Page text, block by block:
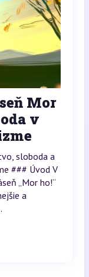
Mor
v
sloboda a
### Úvod V
„Mor ho!“
a